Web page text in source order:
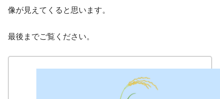
像が見えてくると思います。
最後までご覧ください。